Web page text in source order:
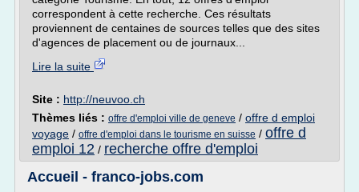
correspondent à cette recherche. Ces résultats
proviennent de centaines de sources telles que des sites
d'agences de placement ou de journaux...
Lire la suite
Site : http://neuvoo.ch
Thèmes liés : offre d'emploi ville de geneve / offre d emploi
voyage / offre d'emploi dans le tourisme en suisse / offre d
emploi 12 / recherche offre d'emploi
Accueil - franco-jobs.com